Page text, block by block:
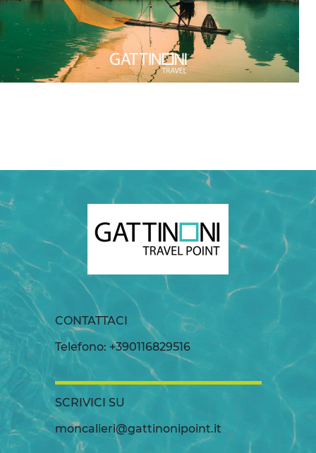
CONTATTACI
Telefono: +390116829516
SCRIVICI SU
moncalieri@gattinonipoint.it